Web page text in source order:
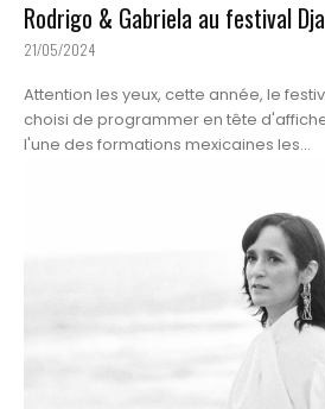
Rodrigo & Gabriela au festival
21/05/2024
Attention les yeux, cette année, le
choisi de programmer en tête
l'une des formations mexicaines les...